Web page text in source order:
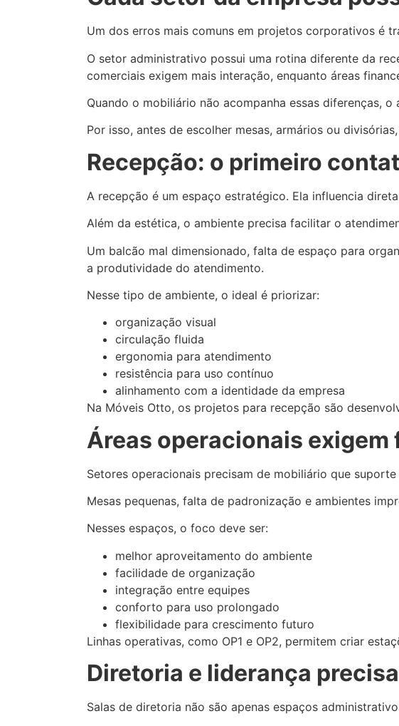
Um dos erros mais comuns em projetos corporativos é
O setor administrativo possui uma rotina diferente da
comerciais exigem mais interação, enquanto áreas
Quando o mobiliário não acompanha essas diferenças,
Por isso, antes de escolher mesas, armários ou
Recepção: o primeiro
A recepção é um espaço estratégico. Ela influencia
Além da estética, o ambiente precisa facilitar o
Um balcão mal dimensionado, falta de espaço para
a produtividade do atendimento.
Nesse tipo de ambiente, o ideal é priorizar:
organização visual
circulação fluida
ergonomia para atendimento
resistência para uso contínuo
alinhamento com a identidade da empresa
Na Móveis Otto, os projetos para recepção são
Áreas operacionais
Setores operacionais precisam de mobiliário que
Mesas pequenas, falta de padronização e ambientes
Nesses espaços, o foco deve ser:
melhor aproveitamento do ambiente
facilidade de organização
integração entre equipes
conforto para uso prolongado
flexibilidade para crescimento futuro
Linhas operativas, como OP1 e OP2, permitem criar
Diretoria e liderança
Salas de diretoria não são apenas espaços